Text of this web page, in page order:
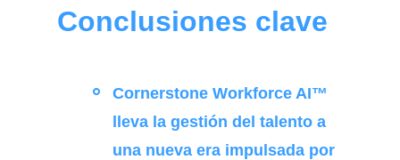
Conclusiones clave
Cornerstone Workforce AI™
lleva la gestión del talento a
una nueva era impulsada por